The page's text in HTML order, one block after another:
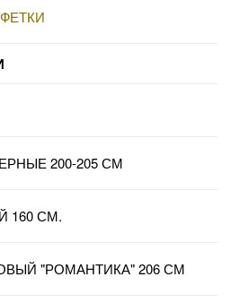
200-205 СМ
160 СМ.
"РОМАНТИКА" 206 СМ